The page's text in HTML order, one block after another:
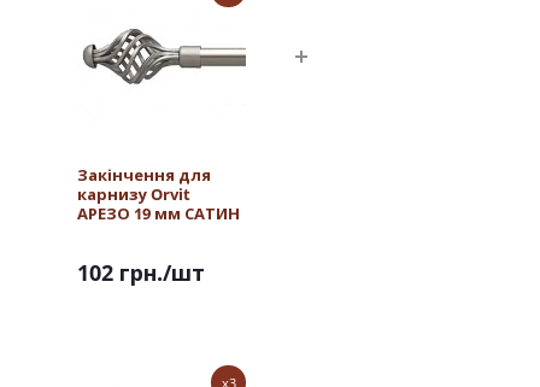
Закінчення для
карнизу Orvit
АРЕЗО 19 мм САТИН
102 грн./шт
x3